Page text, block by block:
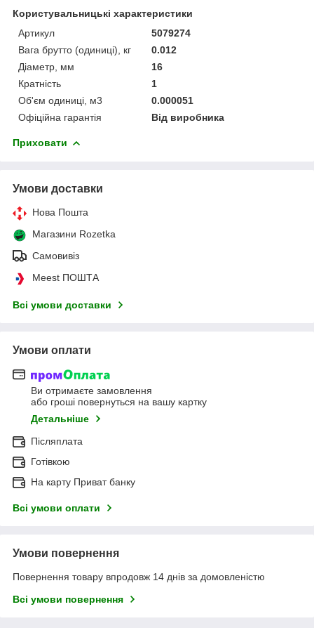
Користувальницькі характеристики
Артикул
5079274
Вага брутто (одиниці), кг
0.012
Діаметр, мм
16
Кратність
1
Об'єм одиниці, м3
0.000051
Офіційна гарантія
Від виробника
Приховати
Умови доставки
Нова Пошта
Магазини Rozetka
Самовивіз
Meest ПОШТА
Всі умови доставки
Умови оплати
Ви отримаєте замовлення
або гроші повернуться на вашу картку
Детальніше
Післяплата
Готівкою
На карту Приват банку
Всі умови оплати
Умови повернення
Повернення товару впродовж 14 днів за домовленістю
Всі умови повернення